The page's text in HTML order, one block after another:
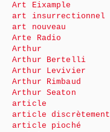
Art Eixample
art insurrectionnel
art nouveau
Arte Radio
Arthur
Arthur Bertelli
Arthur Levivier
Arthur Rimbaud
Arthur Seaton
article
article discrètement
article pioché